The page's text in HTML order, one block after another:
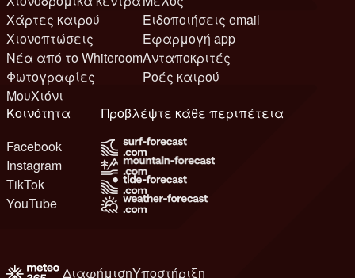
Χάρτες καιρού
Χιονοπτώσεις
Νέα από το Whiteroom
Φωτογραφίες
ΜουΧιόνι
Ειδοποιήσεις email
Εφαρμογή app
Ανταποκριτές
Ροές καιρού
Κοινότητα
Facebook
Instagram
TikTok
YouTube
Προβλέψτε κάθε περιπέτεια
ΔιαφήμισηΥποστήριξη